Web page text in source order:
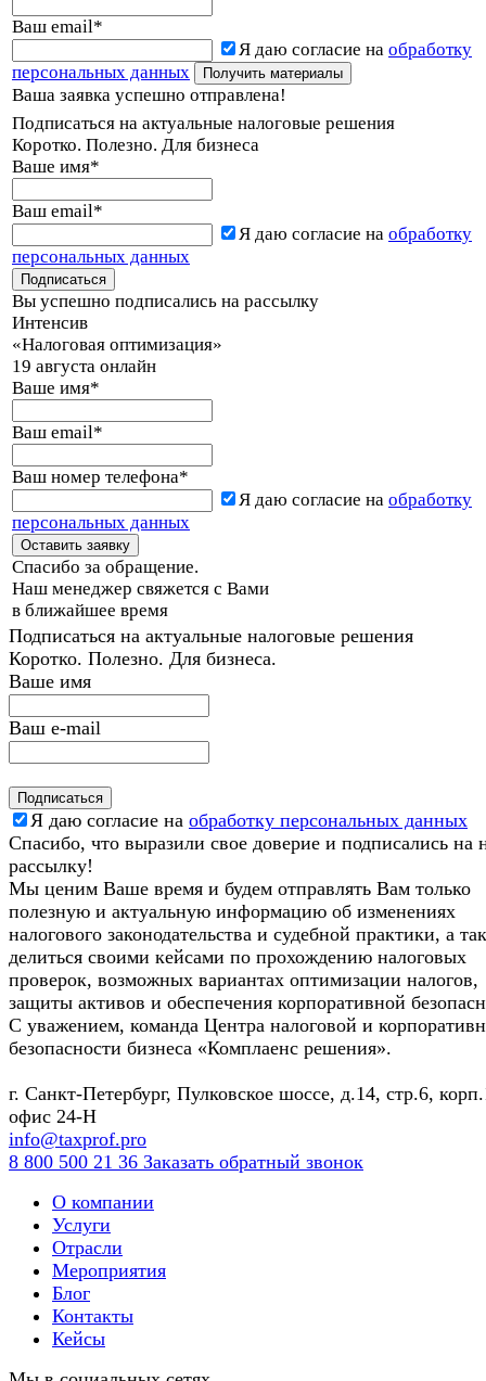
Ваш email*
Я даю согласие на обработку
персональных данных
Ваша заявка успешно отправлена!
Подписаться на актуальные налоговые решения
Коротко. Полезно. Для бизнеса
Ваше имя*
Ваш email*
Я даю согласие на обработку
персональных данных
Вы успешно подписались на рассылку
Интенсив
«Налоговая оптимизация»
19 августа онлайн
Ваше имя*
Ваш email*
Ваш номер телефона*
Я даю согласие на обработку
персональных данных
Спасибо за обращение.
Наш менеджер свяжется с Вами
в ближайшее время
Подписаться на актуальные налоговые решения
Коротко. Полезно. Для бизнеса.
Ваше имя
Ваш e-mail
Я даю согласие на обработку персональных данных
Спасибо, что выразили свое доверие и подписались на
рассылку!
Мы ценим Ваше время и будем отправлять Вам только
полезную и актуальную информацию об изменениях
налогового законодательства и судебной практики, а
делиться своими кейсами по прохождению налоговых
проверок, возможных вариантах оптимизации налогов,
защиты активов и обеспечения корпоративной
С уважением, команда Центра налоговой и
безопасности бизнеса «Комплаенс решения».
г. Санкт-Петербург, Пулковское шоссе, д.14, стр.6,
офис 24-Н
info@taxprof.pro
8 800 500 21 36 Заказать обратный звонок
О компании
Услуги
Отрасли
Мероприятия
Блог
Контакты
Кейсы